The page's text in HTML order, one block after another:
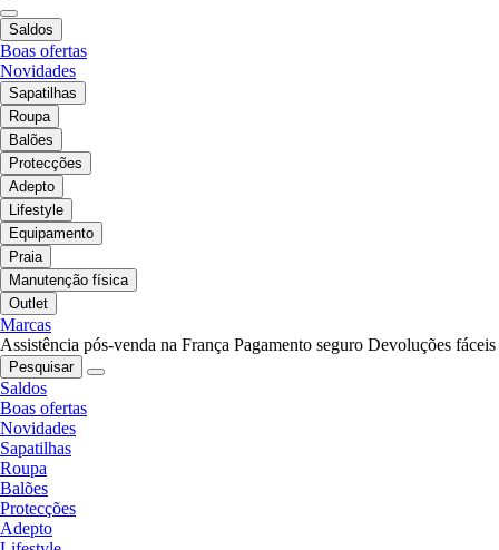
Saldos
Boas ofertas
Novidades
Sapatilhas
Roupa
Balões
Protecções
Adepto
Lifestyle
Equipamento
Praia
Manutenção física
Outlet
Marcas
Assistência pós-venda na França Pagamento seguro Devoluções fáceis
Pesquisar
Saldos
Boas ofertas
Novidades
Sapatilhas
Roupa
Balões
Protecções
Adepto